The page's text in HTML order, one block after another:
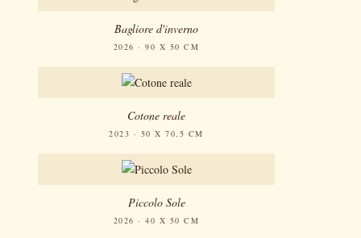
Bagliore d'inverno
2026 · 90 X 50 CM
Cotone reale
2023 · 50 X 70,5 CM
Piccolo Sole
2026 · 40 X 50 CM